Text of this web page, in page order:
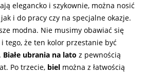
elegancko i szykownie, można nosić
i do pracy czy na specjalne okazje.
modna. Nie musimy obawiać się
tego, że ten kolor przestanie być
Białe ubrania na lato z pewnością
Po trzecie, biel można z łatwością